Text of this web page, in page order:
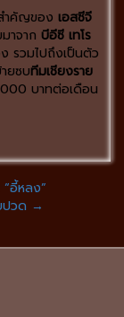
ำคัญของ เอสซีจี
าจาก บีอีซี เทโร
รวมไปถึงเป็นตัว
ยซบทีมเชียงราย
บาทต่อเดือน
อี้หลง”
ปวด →